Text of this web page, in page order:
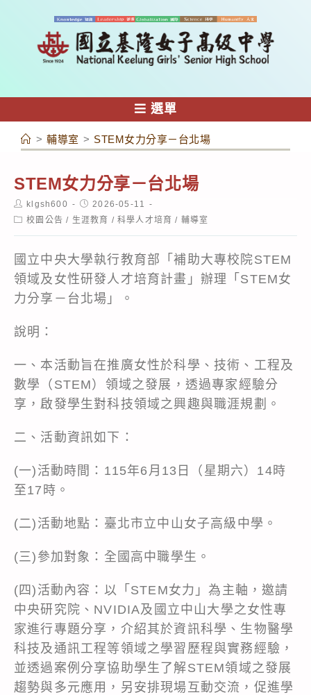
容
選單
> 輔導室 > STEM女力分享－台北場
STEM女力分享－台北場
Post
author:
klgsh600
Post
published:
2026-05-11
Post校園公告 / 生涯教育 / 科學人才培育 / 輔導室
國立中央大學執行教育部「補助大專校院STEM
領域及女性研發人才培育計畫」辦理「STEM女
力分享－台北場」。
說明：
一、本活動旨在推廣女性於科學、技術、工程及
數學（STEM）領域之發展，透過專家經驗分
享，啟發學生對科技領域之興趣與職涯規劃。
二、活動資訊如下：
(一)活動時間：115年6月13日（星期六）14時
至17時。
(二)活動地點：臺北市立中山女子高級中學。
(三)參加對象：全國高中職學生。
(四)活動內容：以「STEM女力」為主軸，邀請
中央研究院、NVIDIA及國立中山大學之女性專
家進行專題分享，介紹其於資訊科學、生物醫學
科技及通訊工程等領域之學習歷程與實務經驗，
並透過案例分享協助學生了解STEM領域之發展
趨勢與多元應用，另安排現場互動交流，促進學